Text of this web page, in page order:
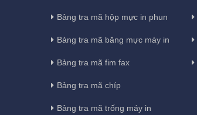
Bảng tra mã hộp mực in phun
Bảng tra mã băng mực máy in
Bảng tra mã fim fax
Bảng tra mã chíp
Bảng tra mã trống máy in